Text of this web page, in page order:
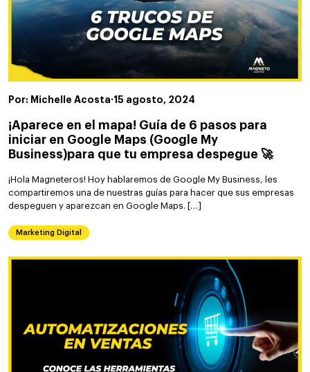
Por: Michelle Acosta·15 agosto, 2024
¡Aparece en el mapa! Guía de 6 pasos para
iniciar en Google Maps (Google My
Business)para que tu empresa despegue 🚀
¡Hola Magneteros! Hoy hablaremos de Google My Business, les
compartiremos una de nuestras guías para hacer que sus empresas
despeguen y aparezcan en Google Maps. […]
Marketing Digital